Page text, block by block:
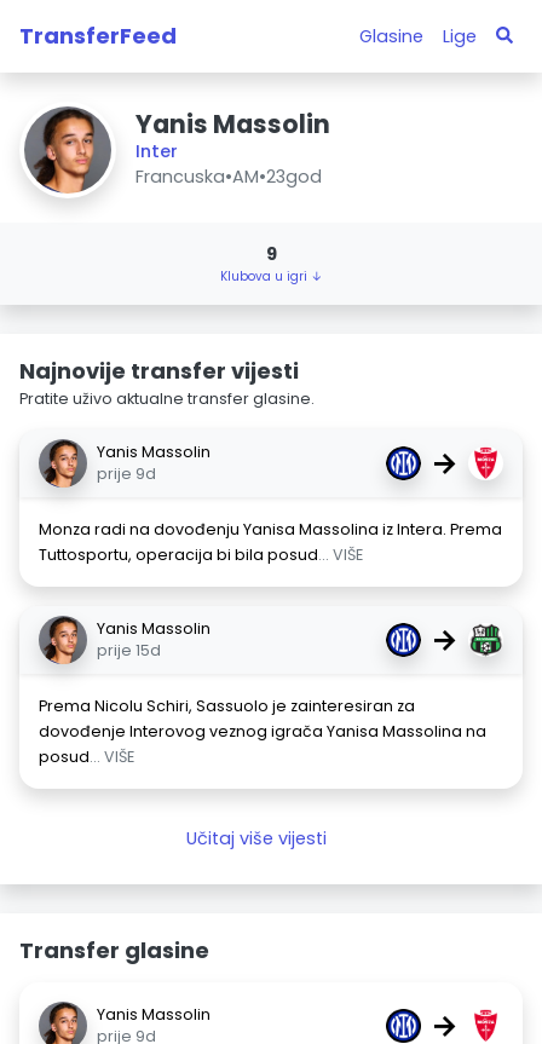
TransferFeed Glasine Lige
Yanis Massolin
Inter
Francuska•AM•23god
9
Klubova u igri ↓
Najnovije transfer vijesti
Pratite uživo aktualne transfer glasine.
Yanis Massolin
prije 9d
→
Monza radi na dovođenju Yanisa Massolina iz Intera. Prema
Tuttosportu, operacija bi bila posud... VIŠE
Yanis Massolin
prije 15d
→
Prema Nicolu Schiri, Sassuolo je zainteresiran za
dovođenje Interovog veznog igrača Yanisa Massolina na
posud... VIŠE
Učitaj više vijesti
Transfer glasine
Yanis Massolin
prije 9d
→